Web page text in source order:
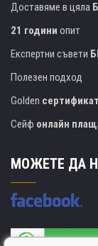
Доставяме в цяла
21 години опит
Експертни съвети
Полезен подход
Golden сертификат
Сейф онлайн
МОЖЕТЕ ДА